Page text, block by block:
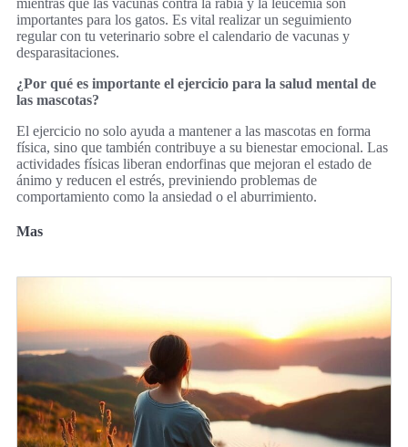
importantes para los gatos. Es vital realizar un seguimiento
regular con tu veterinario sobre el calendario de vacunas y
desparasitaciones.
¿Por qué es importante el ejercicio para la salud mental de
las mascotas?
El ejercicio no solo ayuda a mantener a las mascotas en forma
física, sino que también contribuye a su bienestar emocional. Las
actividades físicas liberan endorfinas que mejoran el estado de
ánimo y reducen el estrés, previniendo problemas de
comportamiento como la ansiedad o el aburrimiento.
Mas